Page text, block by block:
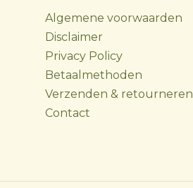
Algemene voorwaarden
Disclaimer
Privacy Policy
Betaalmethoden
Verzenden & retourneren
Contact